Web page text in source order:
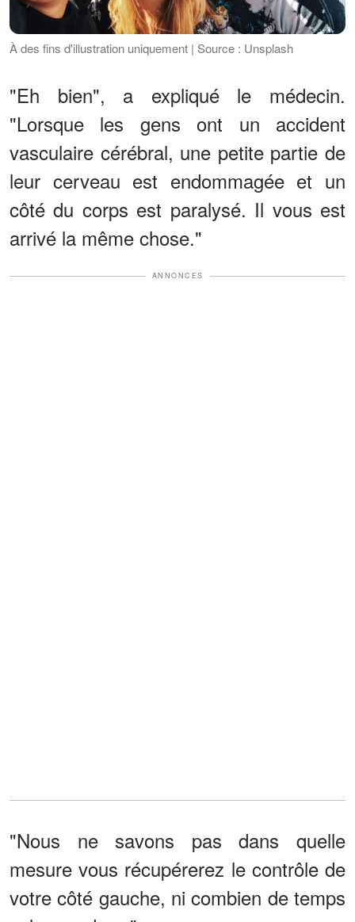
À des fins d'illustration uniquement | Source : Unsplash
"Eh bien", a expliqué le médecin.
"Lorsque les gens ont un accident
vasculaire cérébral, une petite partie de
leur cerveau est endommagée et un
côté du corps est paralysé. Il vous est
arrivé la même chose."
ANNONCES
"Nous ne savons pas dans quelle
mesure vous récupérerez le contrôle de
votre côté gauche, ni combien de temps